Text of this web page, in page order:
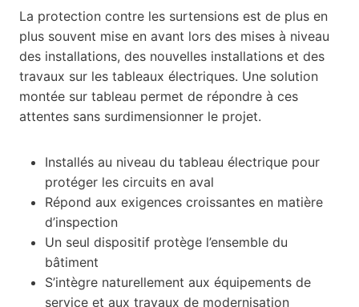
La protection contre les surtensions est de plus en
plus souvent mise en avant lors des mises à niveau
des installations, des nouvelles installations et des
travaux sur les tableaux électriques. Une solution
montée sur tableau permet de répondre à ces
attentes sans surdimensionner le projet.
Installés au niveau du tableau électrique pour
protéger les circuits en aval
Répond aux exigences croissantes en matière
d’inspection
Un seul dispositif protège l’ensemble du
bâtiment
S’intègre naturellement aux équipements de
service et aux travaux de modernisation